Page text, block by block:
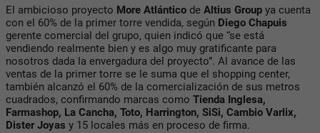
El ambicioso proyecto More Atlántico de Altius Group ya cuenta
con el 60% de la primer torre vendida, según Diego Chapuis
gerente comercial del grupo, quien indicó que “se está
vendiendo realmente bien y es algo muy gratificante para
nosotros dada la envergadura del proyecto”. Al avance de las
ventas de la primer torre se le suma que el shopping center,
también alcanzó el 60% de la comercialización de sus metros
cuadrados, confirmando marcas como Tienda Inglesa,
Farmashop, La Cancha, Toto, Harrington, SiSi, Cambio Varlix,
Dister Joyas y 15 locales más en proceso de firma.